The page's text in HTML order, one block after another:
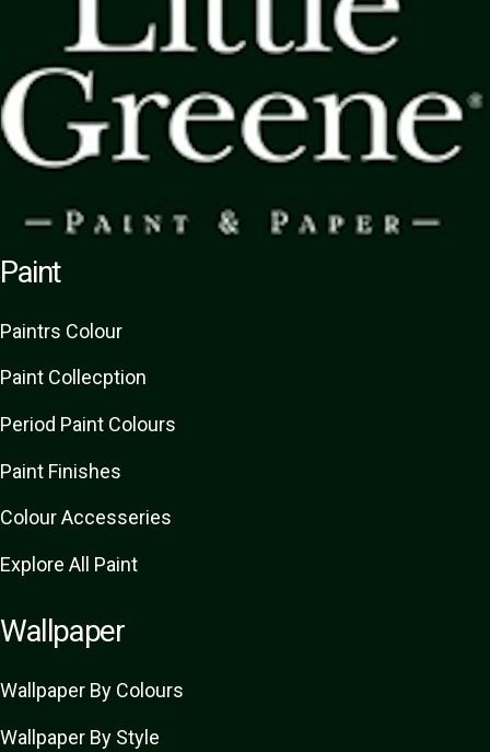
Paint
Paintrs Colour
Paint Collecption
Period Paint Colours
Paint Finishes
Colour Accesseries
Explore All Paint
Wallpaper
Wallpaper By Colours
Wallpaper By Style